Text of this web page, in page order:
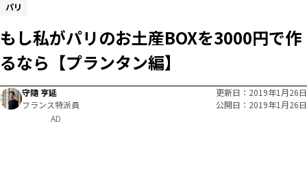
パリ
もし私がパリのお土産BOXを3000円で作
るなら【プランタン編】
守隨 亨延
フランス特派員
更新日
2019年1月26日
公開日
2019年1月26日
AD